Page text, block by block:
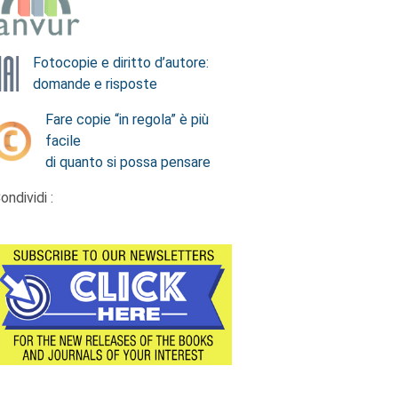
Fotocopie e diritto d’autore:
domande e risposte
Fare copie “in regola” è più
facile
di quanto si possa pensare
: